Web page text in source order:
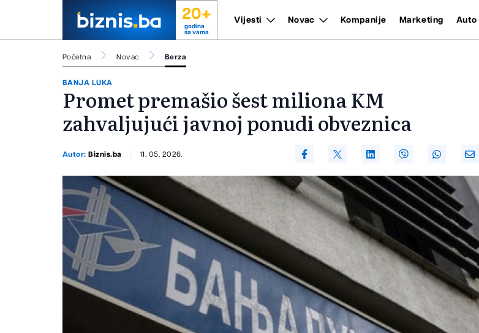
20+
godina
sa vama
Vijesti Novac Kompanije Marketing Auto
Početna Novac Berza
BANJA LUKA
Promet premašio šest miliona KM
zahvaljujući javnoj ponudi obveznica
Autor:Biznis.ba 11. 05. 2026.